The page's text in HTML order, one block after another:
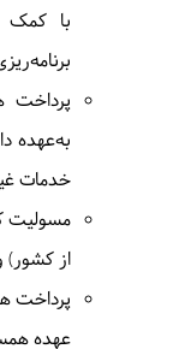
پنج‌شنبه06/13
در
یکی
با کمک
پرداخت
به‌عهده
خدمات
از
پرداخت
عهده